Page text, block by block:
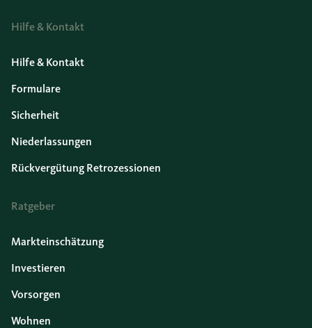
Hilfe & Kontakt
Hilfe & Kontakt
Formulare
Sicherheit
Niederlassungen
Rückvergütung Retrozessionen
Ratgeber
Markteinschätzung
Investieren
Vorsorgen
Wohnen